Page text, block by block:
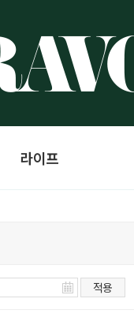
라이프
적용